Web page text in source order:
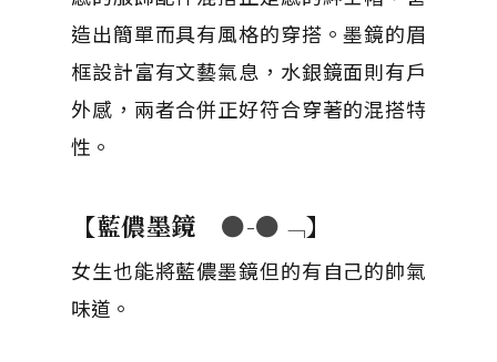
造出簡單而具有風格的穿搭。墨鏡的眉
框設計富有文藝氣息，水銀鏡面則有戶
外感，兩者合併正好符合穿著的混搭特
性。
【藍儂墨鏡 ●-●﹁】
女生也能將藍儂墨鏡但的有自己的帥氣
味道。